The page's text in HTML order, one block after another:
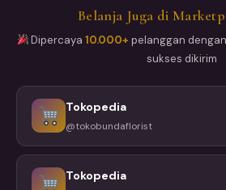
Belanja Juga di
Dipercaya10.000+ pelanggan
sukses dikirim
Tokopedia
@tokobundaflorist
Tokopedia